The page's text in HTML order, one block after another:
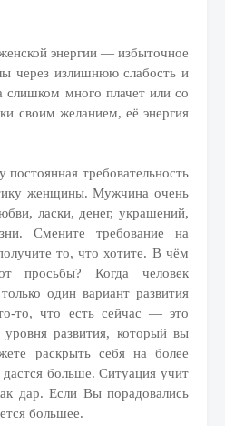
энергии — избыточное
через излишнюю слабость и
слишком много плачет или со
своим желанием, её энергия
требовательность
женщины. Мужчина очень
ласки, денег, украшений,
Смените требование на
то, что хотите. В чём
просьбы? Когда человек
один вариант развития
то, что есть сейчас — это
развития, который вы
раскрыть себя на более
больше. Ситуация учит
дар. Если Вы порадовались
большее.